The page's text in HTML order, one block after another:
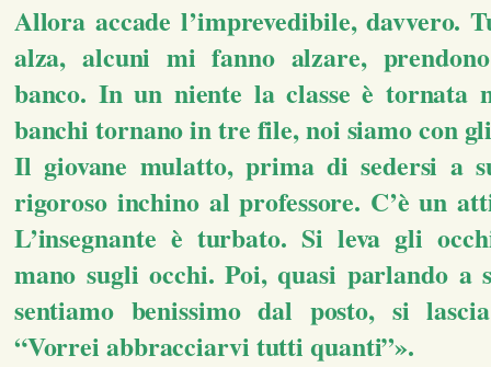
Allora accade l’imprevedibile, davvero.
alza, alcuni mi fanno alzare,
banco. In un niente la classe è tornata
banchi tornano in tre file, noi siamo con
Il giovane mulatto, prima di sedersi a
rigoroso inchino al professore. C’è un
L’insegnante è turbato. Si leva gli
mano sugli occhi. Poi, quasi parlando a
sentiamo benissimo dal posto, si
“Vorrei abbracciarvi tutti quanti”».